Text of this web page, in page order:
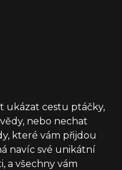
ukázat cestu ptáčky,
nebo nechat
které vám přijdou
navíc své unikátní
a všechny vám